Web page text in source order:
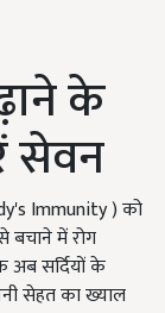
के
सेवन
Immunity ) को
बचाने में रोग
अब सर्दियों के
सेहत का ख्याल